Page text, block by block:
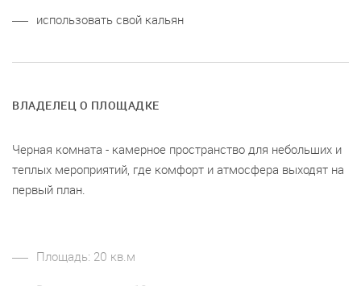
использовать свой кальян
ВЛАДЕЛЕЦ О ПЛОЩАДКЕ
Черная комната - камерное пространство для небольших и
теплых мероприятий, где комфорт и атмосфера выходят на
первый план.
Площадь: 20 кв.м